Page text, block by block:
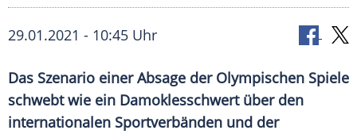
29.01.2021 - 10:45 Uhr
Das Szenario einer Absage der Olympischen Spiele
schwebt wie ein Damoklesschwert über den
internationalen Sportverbänden und der